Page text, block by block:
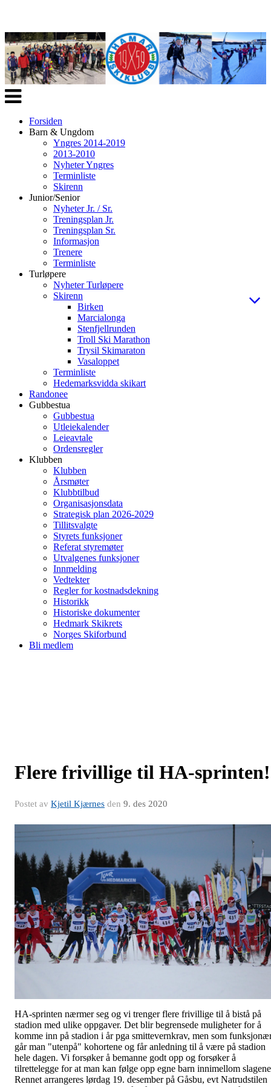
Veksle
navigasjon
Forsiden
Barn & Ungdom
Yngres 2014-2019
2013-2010
Nyheter Yngres
Terminliste
Skirenn
Junior/Senior
Nyheter Jr. / Sr.
Treningsplan Jr.
Treningsplan Sr.
Informasjon
Trenere
Terminliste
Turløpere
Nyheter Turløpere
Skirenn
Birken
Marcialonga
Stenfjellrunden
Troll Ski Marathon
Trysil Skimaraton
Vasaloppet
Terminliste
Hedemarksvidda skikart
Randonee
Gubbestua
Gubbestua
Utleiekalender
Leieavtale
Ordensregler
Klubben
Klubben
Årsmøter
Klubbtilbud
Organisasjonsdata
Strategisk plan 2026-2029
Tillitsvalgte
Styrets funksjoner
Referat styremøter
Utvalgenes funksjoner
Innmelding
Vedtekter
Regler for kostnadsdekning
Historikk
Historiske dokumenter
Hedmark Skikrets
Norges Skiforbund
Bli medlem
Flere frivillige til HA-sprinten!
Postet av Kjetil Kjærnes den 9. des 2020
HA-sprinten nærmer seg og vi trenger flere frivillige til å bistå på
stadion med ulike oppgaver. Det blir begrensede muligheter for å
komme inn på stadion i år pga smittevernkrav, men som
går man "utenpå" kohortene og får anledning til å være på stadion
hele dagen. Vi forsøker å bemanne godt opp og forsøker å
tilrettelegge for at man kan følge opp egne barn innimellom
Rennet arrangeres lørdag 19. desember på Gåsbu, evt Natrudstilen